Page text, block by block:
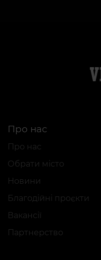
Про нас
Про нас
Обрати місто
Новини
Благодійні проєкти
Вакансії
Партнерство